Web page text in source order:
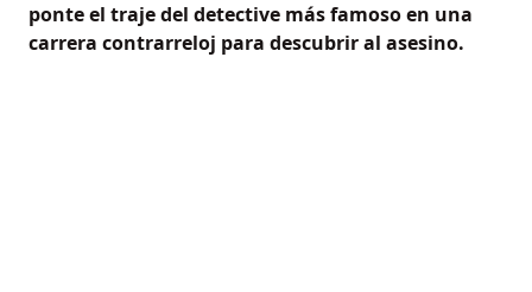
ponte el traje del detective más famoso en una
carrera contrarreloj para descubrir al asesino.